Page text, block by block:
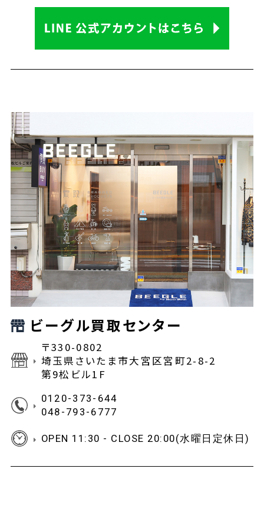
ビーグル買取センター
〒330-0802
埼玉県さいたま市大宮区宮町2-8-2
第9松ビル1F
0120-373-644
048-793-6777
OPEN 11:30 - CLOSE 20:00(水曜日定休日)